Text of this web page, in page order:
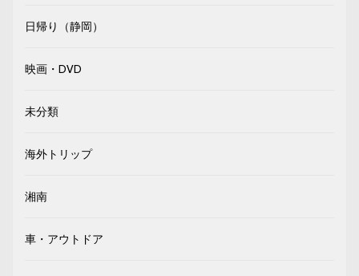
日帰り（静岡）
映画・DVD
未分類
海外トリップ
湘南
車・アウトドア